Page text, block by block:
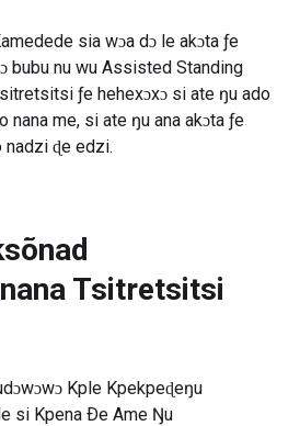
sia wɔa dɔ le akɔta ƒe
bubu nu wu Assisted Standing
ƒe hehexɔxɔ si ate ŋu ado
nana me, si ate ŋu ana akɔta ƒe
nadzi ɖe edzi.
Tsitretsitsi
Kple Kpekpeɖeŋu
si Kpena Ðe Ame Ŋu